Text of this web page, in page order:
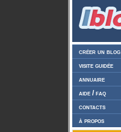
créer un blog
visite guidée
annuaire
aide / faq
contacts
à propos